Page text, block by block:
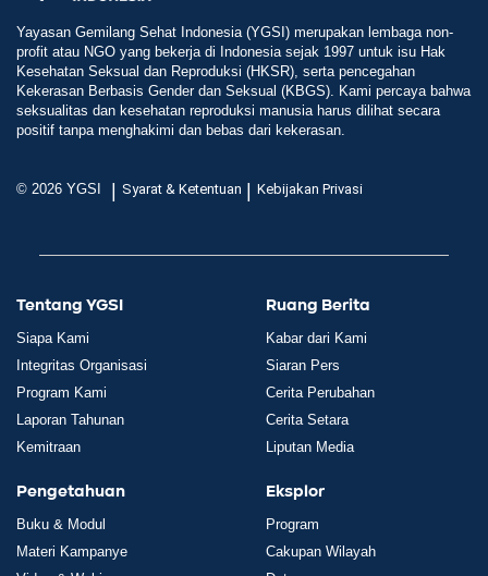
Yayasan Gemilang Sehat Indonesia (YGSI) merupakan lembaga non-
profit atau NGO yang bekerja di Indonesia sejak 1997 untuk isu Hak
Kesehatan Seksual dan Reproduksi (HKSR), serta pencegahan
Kekerasan Berbasis Gender dan Seksual (KBGS). Kami percaya bahwa
seksualitas dan kesehatan reproduksi manusia harus dilihat secara
positif tanpa menghakimi dan bebas dari kekerasan.
© 2026 YGSI | Syarat & Ketentuan | Kebijakan Privasi
Tentang YGSI
Siapa Kami
Integritas Organisasi
Program Kami
Laporan Tahunan
Kemitraan
Ruang Berita
Kabar dari Kami
Siaran Pers
Cerita Perubahan
Cerita Setara
Liputan Media
Pengetahuan
Buku & Modul
Materi Kampanye
Eksplor
Program
Cakupan Wilayah